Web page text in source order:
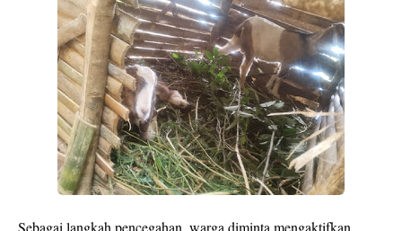
Sebagai langkah pencegahan, warga diminta mengaktifkan